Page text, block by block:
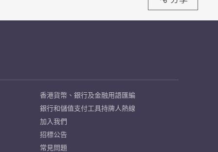
香港貨幣、銀行及金融用語匯編
銀行和儲值支付工具持牌人熱線
加入我們
招標公告
常見問題